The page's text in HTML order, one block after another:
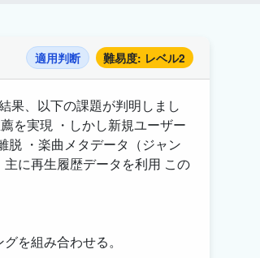
適用判断 難易度: レベル2
果、以下の課題が判明しまし
を実現 ・しかし新規ユーザー
脱 ・楽曲メタデータ（ジャン
に再生履歴データを利用 この
を組み合わせる。